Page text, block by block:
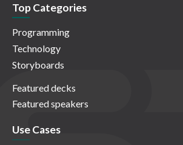
Top Categories
Programming
Technology
Storyboards
Featured decks
Featured speakers
Use Cases